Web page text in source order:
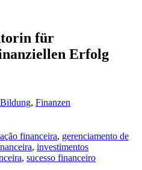
für
Erfolg
Bildung, Finanzen
financeira, gerenciamento de
, investimentos
, sucesso financeiro